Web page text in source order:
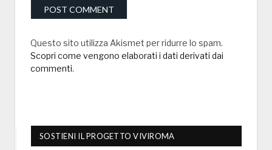
Questo sito utilizza Akismet per ridurre lo spam.
Scopri come vengono elaborati i dati derivati dai
commenti.
SOSTIENI IL PROGETTO VIVIROMA